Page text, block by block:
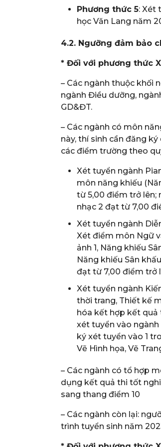
Phương thức 5: Xét
học Văn Lang năm
4.2. Ngưỡng đảm bảo
* Đối với phương thức
– Các ngành thuộc khối
ngành Điều dưỡng,
GD&ĐT.
– Các ngành có môn
này, thí sinh cần đăng
các điểm trường theo
Xét tuyển ngành
môn năng khiếu
từ 5,00 điểm trở lên;
nhạc 2 đạt từ 7,00
Xét tuyển ngành
Xét điểm môn Ngữ
ảnh 1, Năng khiếu
Năng khiếu Sân
đạt từ 7,00 điểm trở
Xét tuyển ngành
thời trang, Thiết kế
hóa kết hợp kết quả
xét tuyển vào ngành
ký xét tuyển vào 1
Vẽ Hình họa, Vẽ
– Các ngành có tổ hợp
dụng kết quả thi tốt
sang thang điểm 10
– Các ngành còn lại:
trình tuyển sinh năm